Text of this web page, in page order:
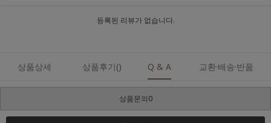
등록된 리뷰가 없습니다.
상품상세 상품후기() Q & A 교환·배송·반품
상품문의0